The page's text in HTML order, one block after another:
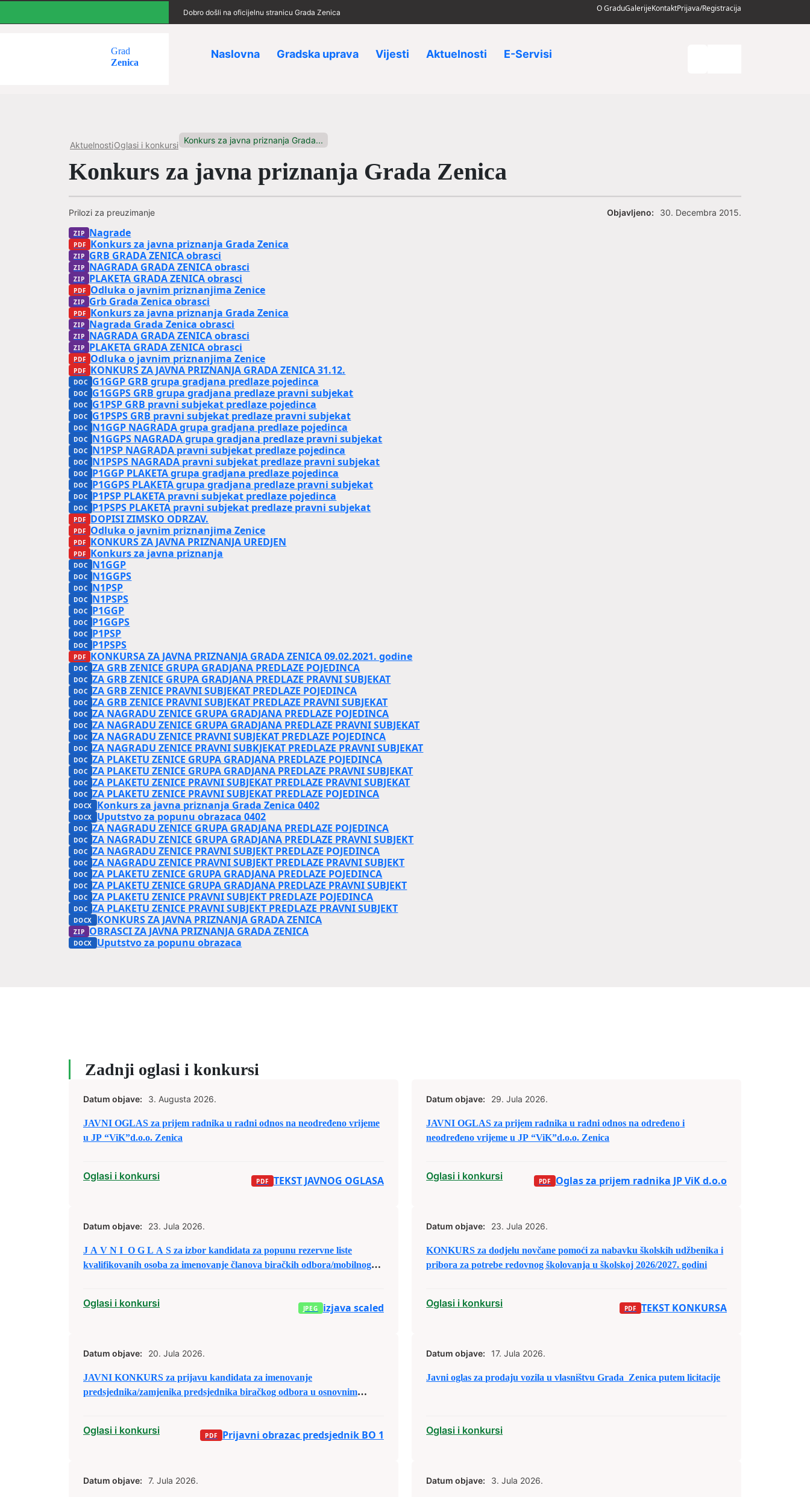
Dobro došli na oficijelnu stranicu Grada Zenica O GraduGalerijeKontaktPrijava/Registracija
Grad
Zenica
Naslovna Gradska uprava Vijesti Aktuelnosti E-Servisi
AktuelnostiOglasi i konkursi Konkurs za javna priznanja Grada...
Konkurs za javna priznanja Grada Zenica
Prilozi za preuzimanje
Nagrade
Konkurs za javna priznanja Grada Zenica
GRB GRADA ZENICA obrasci
NAGRADA GRADA ZENICA obrasci
PLAKETA GRADA ZENICA obrasci
Odluka o javnim priznanjima Zenice
Grb Grada Zenica obrasci
Konkurs za javna priznanja Grada Zenica
Nagrada Grada Zenica obrasci
NAGRADA GRADA ZENICA obrasci
PLAKETA GRADA ZENICA obrasci
Odluka o javnim priznanjima Zenice
KONKURS ZA JAVNA PRIZNANJA GRADA ZENICA 31.12.
G1GGP GRB grupa gradjana predlaze pojedinca
G1GGPS GRB grupa gradjana predlaze pravni subjekat
G1PSP GRB pravni subjekat predlaze pojedinca
G1PSPS GRB pravni subjekat predlaze pravni subjekat
N1GGP NAGRADA grupa gradjana predlaze pojedinca
N1GGPS NAGRADA grupa gradjana predlaze pravni subjekat
N1PSP NAGRADA pravni subjekat predlaze pojedinca
N1PSPS NAGRADA pravni subjekat predlaze pravni subjekat
P1GGP PLAKETA grupa gradjana predlaze pojedinca
P1GGPS PLAKETA grupa gradjana predlaze pravni subjekat
P1PSP PLAKETA pravni subjekat predlaze pojedinca
P1PSPS PLAKETA pravni subjekat predlaze pravni subjekat
DOPISI ZIMSKO ODRZAV.
Odluka o javnim priznanjima Zenice
KONKURS ZA JAVNA PRIZNANJA UREDJEN
Konkurs za javna priznanja
N1GGP
N1GGPS
N1PSP
N1PSPS
P1GGP
P1GGPS
P1PSP
P1PSPS
KONKURSA ZA JAVNA PRIZNANJA GRADA ZENICA 09.02.2021. godine
ZA GRB ZENICE GRUPA GRADJANA PREDLAZE POJEDINCA
ZA GRB ZENICE GRUPA GRADJANA PREDLAZE PRAVNI SUBJEKAT
ZA GRB ZENICE PRAVNI SUBJEKAT PREDLAZE POJEDINCA
ZA GRB ZENICE PRAVNI SUBJEKAT PREDLAZE PRAVNI SUBJEKAT
ZA NAGRADU ZENICE GRUPA GRADJANA PREDLAZE POJEDINCA
ZA NAGRADU ZENICE GRUPA GRADJANA PREDLAZE PRAVNI SUBJEKAT
ZA NAGRADU ZENICE PRAVNI SUBJEKAT PREDLAZE POJEDINCA
ZA NAGRADU ZENICE PRAVNI SUBKJEKAT PREDLAZE PRAVNI SUBJEKAT
ZA PLAKETU ZENICE GRUPA GRADJANA PREDLAZE POJEDINCA
ZA PLAKETU ZENICE GRUPA GRADJANA PREDLAZE PRAVNI SUBJEKAT
ZA PLAKETU ZENICE PRAVNI SUBJEKAT PREDLAZE PRAVNI SUBJEKAT
ZA PLAKETU ZENICE PRAVNI SUBJEKAT PREDLAZE POJEDINCA
Konkurs za javna priznanja Grada Zenica 0402
Uputstvo za popunu obrazaca 0402
ZA NAGRADU ZENICE GRUPA GRADJANA PREDLAZE POJEDINCA
ZA NAGRADU ZENICE GRUPA GRADJANA PREDLAZE PRAVNI SUBJEKT
ZA NAGRADU ZENICE PRAVNI SUBJEKT PREDLAZE POJEDINCA
ZA NAGRADU ZENICE PRAVNI SUBJEKT PREDLAZE PRAVNI SUBJEKT
ZA PLAKETU ZENICE GRUPA GRADJANA PREDLAZE POJEDINCA
ZA PLAKETU ZENICE GRUPA GRADJANA PREDLAZE PRAVNI SUBJEKT
ZA PLAKETU ZENICE PRAVNI SUBJEKT PREDLAZE POJEDINCA
ZA PLAKETU ZENICE PRAVNI SUBJEKT PREDLAZE PRAVNI SUBJEKT
KONKURS ZA JAVNA PRIZNANJA GRADA ZENICA
OBRASCI ZA JAVNA PRIZNANJA GRADA ZENICA
Uputstvo za popunu obrazaca
Objavljeno: 30. Decembra 2015.
Zadnji oglasi i konkursi
Datum objave: 3. Augusta 2026.
JAVNI OGLAS za prijem radnika u radni odnos na neodređeno vrijeme
u JP “ViK”d.o.o. Zenica
Oglasi i konkursi TEKST JAVNOG OGLASA
Datum objave: 29. Jula 2026.
JAVNI OGLAS za prijem radnika u radni odnos na određeno i
neodređeno vrijeme u JP “ViK”d.o.o. Zenica
Oglasi i konkursi Oglas za prijem radnika JP ViK d.o.o
Datum objave: 23. Jula 2026.
J A V N I O G L A S za izbor kandidata za popunu rezervne liste
kvalifikovanih osoba za imenovanje članova biračkih odbora/mobilnog
Oglasi i konkursi izjava scaled
Datum objave: 23. Jula 2026.
KONKURS za dodjelu novčane pomoći za nabavku školskih udžbenika i
pribora za potrebe redovnog školovanja u školskoj 2026/2027. godini
Oglasi i konkursi TEKST KONKURSA
Datum objave: 20. Jula 2026.
JAVNI KONKURS za prijavu kandidata za imenovanje
predsjednika/zamjenika predsjednika biračkog odbora u osnovnim
Oglasi i konkursi Prijavni obrazac predsjednik BO 1
Datum objave: 17. Jula 2026.
Javni oglas za prodaju vozila u vlasništvu Grada Zenica putem licitacije
Oglasi i konkursi
Datum objave: 7. Jula 2026. Datum objave: 3. Jula 2026.